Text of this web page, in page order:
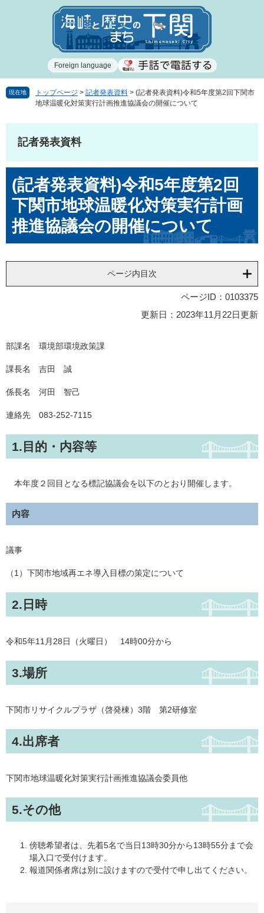
で
ば
Foreign language
現在地 トップページ > 記者発表資料 > (記者発表資料)令和5年度第2回下関市
地球温暖化対策実行計画推進協議会の開催について
記者発表資料
文(記者発表資料)令和5年度第2回
下関市地球温暖化対策実行計画
推進協議会の開催について
ページ内目次
ページID：0103375
更新日：2023年11月22日更新
部課名 環境部環境政策課
課長名 吉田 誠
係長名 河田 智己
連絡先 083-252-7115
1.目的・内容等
本年度２回目となる標記協議会を以下のとおり開催します。
内容
議事
（1）下関市地域再エネ導入目標の策定について
2.日時
令和5年11月28日（火曜日） 14時00分から
3.場所
下関市リサイクルプラザ（啓発棟）3階 第2研修室
4.出席者
下関市地球温暖化対策実行計画推進協議会委員他
5.その他
傍聴希望者は、先着5名で当日13時30分から13時55分まで会
場入口で受付けます。
報道関係者席は別に設けますので受付で申し出てください。